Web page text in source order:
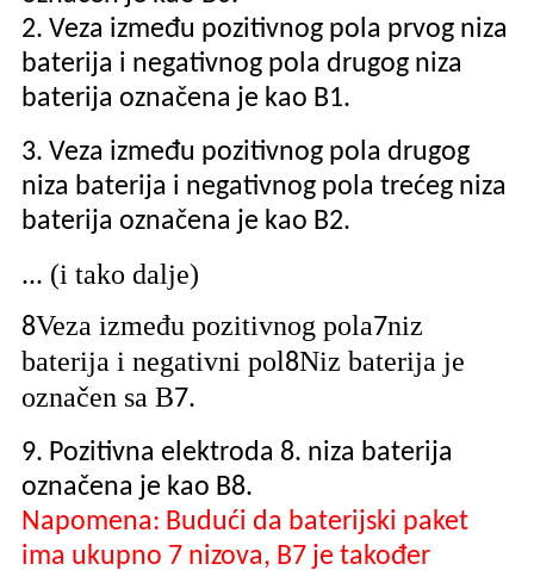
2. Veza između pozitivnog pola prvog niza
baterija i negativnog pola drugog niza
baterija označena je kao B1.
3. Veza između pozitivnog pola drugog
niza baterija i negativnog pola trećeg niza
baterija označena je kao B2.
... (i tako dalje)
8Veza između pozitivnog pola7niz
baterija i negativni pol 8Niz baterija je
označen sa B7.
9. Pozitivna elektroda 8. niza baterija
označena je kao B8.
Napomena: Budući da baterijski paket
ima ukupno 7 nizova, B7 je također